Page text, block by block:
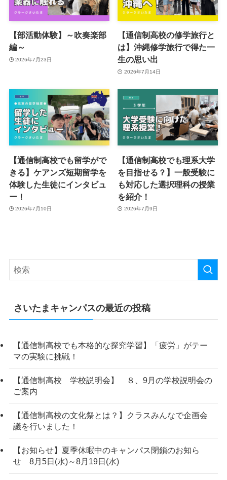
【部活動体験】～吹奏楽部
編～
2026年7月23日
【通信制高校の修学旅行と
は】沖縄修学旅行で得た一
生の思い出
2026年7月14日
【通信制高校でも留学がで
きる】ケアンズ短期留学を
体験した生徒にインタビュ
ー！
2026年7月10日
【通信制高校でも理系大学
を目指せる？】一般受験に
も対応した選択理科の授業
を紹介！
2026年7月9日
さいたまキャンパスの最近の投稿
【通信制高校でも本格的な探究学習】「疲労」がテー
マの実験に挑戦！
【通信制高校 学校説明会】 ８、9月の学校説明会の
ご案内
【通信制高校の文化祭とは？】クラスみんなで企画会
議を行いました！
【お知らせ】夏季休暇中のキャンパス閉鎖のお知ら
せ 8月5日(水)～8月19日(水)